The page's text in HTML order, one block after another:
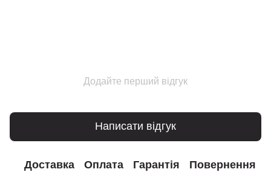
Додайте перший відгук
Написати відгук
Доставка Оплата Гарантія Повернення